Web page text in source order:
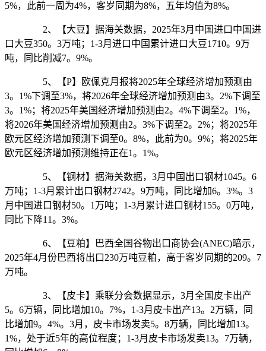
5%，此前一周为4%，客岁同期为8%，五年均值为8%。
2、【大豆】据海关数据，2025年3月中国进口中国进
口大豆350。3万吨；1-3月进口中国累计进口大豆1710。9万
吨，同比削减7。9%。
5、【P】欧佩克月报将2025年全球经济增加预测由
3。1%下调至3%，将2026年全球经济增加预测由3。2%下调至
3。1%；将2025年美国经济增加预测由2。4%下调至2。1%，
将2026年美国经济增加预测由2。3%下调至2。2%；将2025年
欧元区经济增加预测下调至0。8%，此前为0。9%；将2025年
欧元区经济增加预测维持正在1。1%。
5、【钢材】据海关数据，3月中国出口钢材1045。6
万吨；1-3月累计出口钢材2742。9万吨，同比增加6。3%。3
月中国进口钢材50。1万吨；1-3月累计进口钢材155。0万吨，
同比下降11。3%。
6、【豆粕】巴西全国谷物出口商协会(ANEC)暗示，
2025年4月份巴西将出口230万吨豆粕，高于客岁同期的209。7
万吨。
3、【皮卡】乘联分会数据显示，3月全国皮卡出产
5。6万辆，同比增加10。7%，1-3月皮卡出产13。2万辆，同
比增加9。4%。3月，皮卡市场发卖5。8万辆，同比增加13。
1%，处于近5年的高位程度；1-3月皮卡市场发卖13。7万辆，